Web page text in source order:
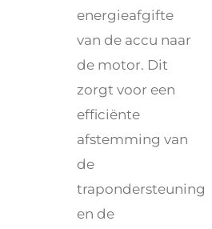
energieafgifte
van de accu naar
de motor. Dit
zorgt voor een
efficiënte
afstemming van
de
trapondersteuning
en de